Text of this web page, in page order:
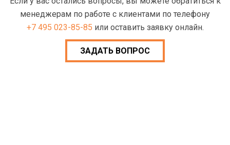
менеджерам по работе с клиентами по телефону
+7 495 023-85-85 или оставить заявку онлайн.
ЗАДАТЬ ВОПРОС